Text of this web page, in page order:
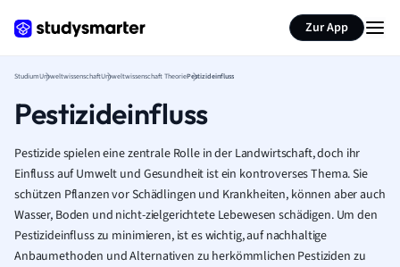
Zur App
StudiumUmweltwissenschaftUmweltwissenschaft TheoriePestizideinfluss
Pestizideinfluss
Pestizide spielen eine zentrale Rolle in der Landwirtschaft, doch ihr
Einfluss auf Umwelt und Gesundheit ist ein kontroverses Thema. Sie
schützen Pflanzen vor Schädlingen und Krankheiten, können aber auch
Wasser, Boden und nicht-zielgerichtete Lebewesen schädigen. Um den
Pestizideinfluss zu minimieren, ist es wichtig, auf nachhaltige
Anbaumethoden und Alternativen zu herkömmlichen Pestiziden zu